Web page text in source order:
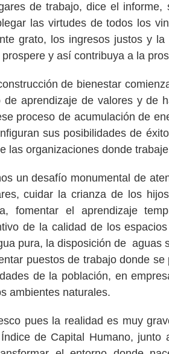
de trabajo, dice el informe,
las virtudes de todos los
grato, los ingresos justos y la
y así contribuya a la
de bienestar
de aprendizaje de valores y de
proceso de acumulación de
sus posibilidades de
las organizaciones donde
un desafío monumental de
cuidar la crianza de los
fomentar el aprendizaje
de la calidad de los
pura, la disposición de aguas
puestos de trabajo donde
de la población, en
ambientes naturales.
pues la realidad es muy
de Capital Humano,